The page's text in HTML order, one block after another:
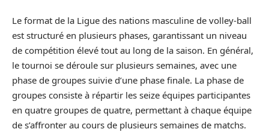
Le format de la Ligue des nations masculine de volley-ball
est structuré en plusieurs phases, garantissant un niveau
de compétition élevé tout au long de la saison. En général,
le tournoi se déroule sur plusieurs semaines, avec une
phase de groupes suivie d’une phase finale. La phase de
groupes consiste à répartir les seize équipes participantes
en quatre groupes de quatre, permettant à chaque équipe
de s’affronter au cours de plusieurs semaines de matchs.